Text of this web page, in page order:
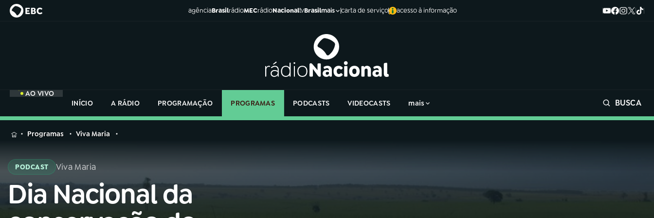
agênciaBrasilrádioMECrádioNacionaltvBrasilmais carta de serviço acesso à informação
AO VIVO
INÍCIO
A RÁDIO PROGRAMAÇÃO PROGRAMAS PODCASTS VIDEOCASTS mais BUSCA
MENU
Buscar
na
Rádio
na
Rádio
Nacional
Programas Viva Maria
PODCAST Viva Maria
Dia Nacional da